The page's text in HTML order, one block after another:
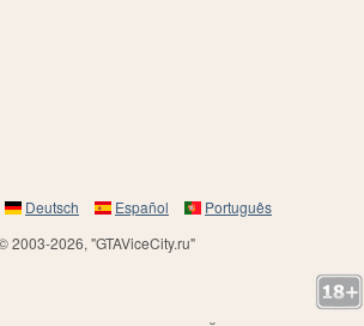
Deutsch Español
Português
2003-2026, "GTAViceCity.ru"